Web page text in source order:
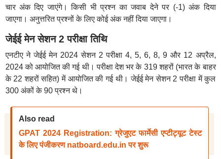
चार अंक दिए जाएंगे। किसी भी प्रश्न का जवाब देने पर (-1) अंक दिया
जाएगा। अनुत्तरित प्रश्नों के लिए कोई अंक नहीं दिया जाएगा।
जेईई मेन सेशन 2 परीक्षा तिथि
एनटीए ने जेईई मेन 2024 सेशन 2 परीक्षा 4, 5, 6, 8, 9 और 12 अप्रैल,
2024 को आयोजित की गई थी। परीक्षा देश भर के 319 शहरों (भारत के बाहर
के 22 शहरों सहित) में आयोजित की गई थी। जेईई मेन सेशन 2 परीक्षा में कुल
300 अंकों के 90 प्रश्न थे।
Also read
GPAT 2024 Registration: ग्रेजुएट फार्मेसी एप्टीट्यूट टेस्ट
के लिए पंजीकरण natboard.edu.in पर शुरू